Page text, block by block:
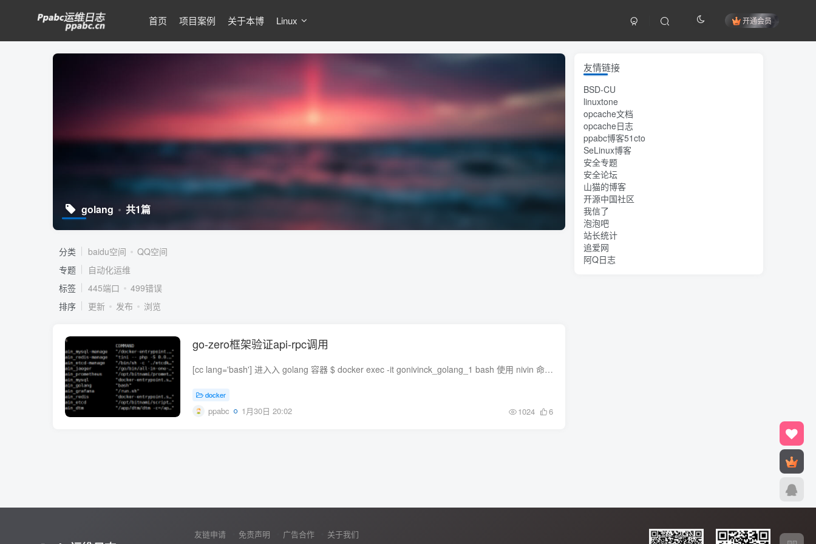
首页 项目案例 关于本博 Linux 开通会员
golang 共1篇
分类 baidu空间
QQ空间
专题
自动化运维
标签
445端口
499错误
排序
更新 发布 浏览
go-zero框架验证api-rpc调用
[cc lang='bash'] 进入入 golang 容器 $ docker exec -it gonivinck_golang_1 bash 使用 nivin 命令工具 nivin install 安装项目依赖命令。 $ ./nivin install nivin start [rpc|api] [service_...
docker
ppabc 1月30日 20:02 1024 6
友情链接
BSD-CU
linuxtone
opcache文档
opcache日志
ppabc博客51cto
SeLinux博客
安全专题
安全论坛
山猫的博客
开源中国社区
我信了
泡泡吧
站长统计
追爱网
阿Q日志
友链申请 免责声明 广告合作 关于我们